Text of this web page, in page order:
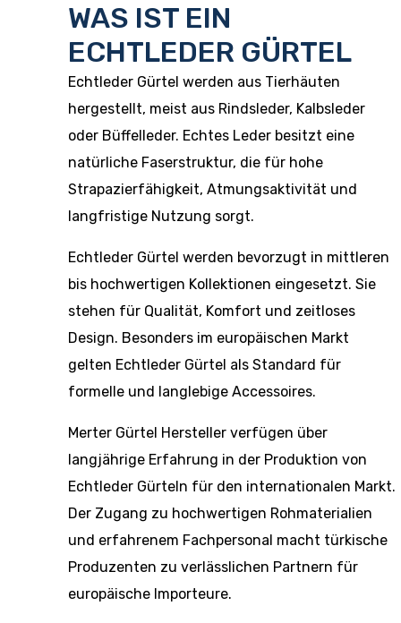
WAS IST EIN
ECHTLEDER GÜRTEL
Echtleder Gürtel werden aus Tierhäuten
hergestellt, meist aus Rindsleder, Kalbsleder
oder Büffelleder. Echtes Leder besitzt eine
natürliche Faserstruktur, die für hohe
Strapazierfähigkeit, Atmungsaktivität und
langfristige Nutzung sorgt.
Echtleder Gürtel werden bevorzugt in mittleren
bis hochwertigen Kollektionen eingesetzt. Sie
stehen für Qualität, Komfort und zeitloses
Design. Besonders im europäischen Markt
gelten Echtleder Gürtel als Standard für
formelle und langlebige Accessoires.
Merter Gürtel Hersteller verfügen über
langjährige Erfahrung in der Produktion von
Echtleder Gürteln für den internationalen Markt.
Der Zugang zu hochwertigen Rohmaterialien
und erfahrenem Fachpersonal macht türkische
Produzenten zu verlässlichen Partnern für
europäische Importeure.